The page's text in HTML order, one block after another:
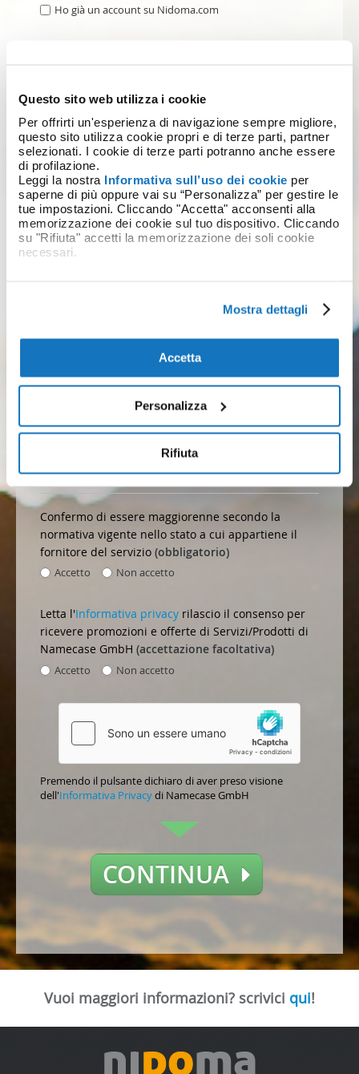
Questo sito web utilizza i cookie
Per offrirti un'esperienza di navigazione sempre migliore,
questo sito utilizza cookie propri e di terze parti, partner
selezionati. I cookie di terze parti potranno anche essere
di profilazione.
Leggi la nostra Informativa sull’uso dei cookie per
saperne di più oppure vai su “Personalizza” per gestire le
tue impostazioni. Cliccando "Accetta" acconsenti alla
memorizzazione dei cookie sul tuo dispositivo. Cliccando
su "Rifiuta" accetti la memorizzazione dei soli cookie
necessari.
Mostra dettagli
Accetta
Personalizza
Rifiuta
Ho già un account su Nidoma.com
Termini del Servizio
Confermo di essere maggiorenne secondo la
normativa vigente nello stato a cui appartiene il
fornitore del servizio (obbligatorio)
Accetto Non accetto
Letta l'Informativa privacy rilascio il consenso per
ricevere promozioni e offerte di Servizi/Prodotti di
Namecase GmbH (accettazione facoltativa)
Accetto Non accetto
Premendo il pulsante dichiaro di aver preso visione
dell'Informativa Privacydi Namecase GmbH
CONTINUA
Vuoi maggiori informazioni? scrivici qui!